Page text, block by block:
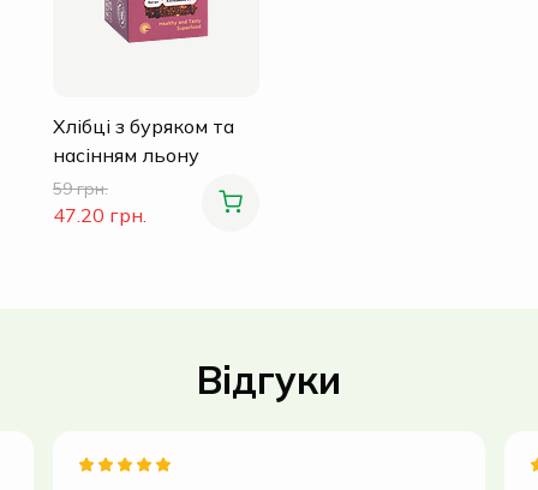
Хлібці з буряком та
насінням льону
59 грн.
47.20 грн.
Відгуки